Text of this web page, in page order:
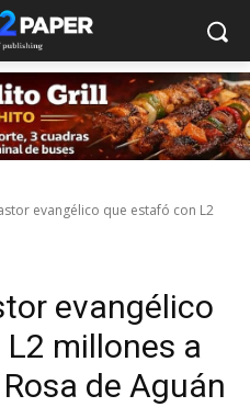
evangélico que estafó con L2
evangélico
millones a
de Aguán